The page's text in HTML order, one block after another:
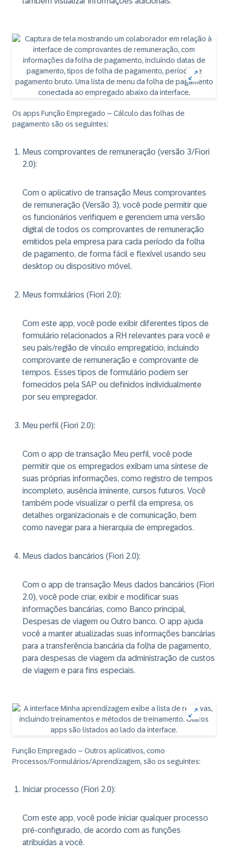
Os apps Função Empregado – Cálculo das folhas de
pagamento são os seguintes:
Meus comprovantes de remuneração (versão 3/Fiori
2.0):
Com o aplicativo de transação Meus comprovantes
de remuneração (Versão 3), você pode permitir que
os funcionários verifiquem e gerenciem uma versão
digital de todos os comprovantes de remuneração
emitidos pela empresa para cada período da folha
de pagamento, de forma fácil e flexível usando seu
desktop ou dispositivo móvel.
Meus formulários (Fiori 2.0):
Com este app, você pode exibir diferentes tipos de
formulário relacionados a RH relevantes para você e
seu país/região de vínculo empregatício, incluindo
comprovante de remuneração e comprovante de
tempos. Esses tipos de formulário podem ser
fornecidos pela SAP ou definidos individualmente
por seu empregador.
Meu perfil (Fiori 2.0):
Com o app de transação Meu perfil, você pode
permitir que os empregados exibam uma síntese de
suas próprias informações, como registro de tempos
incompleto, ausência iminente, cursos futuros. Você
também pode visualizar o perfil da empresa, os
detalhes organizacionais e de comunicação, bem
como navegar para a hierarquia de empregados.
Meus dados bancários (Fiori 2.0):
Com o app de transação Meus dados bancários (Fiori
2.0), você pode criar, exibir e modificar suas
informações bancárias, como Banco principal,
Despesas de viagem ou Outro banco. O app ajuda
você a manter atualizadas suas informações bancárias
para a transferência bancária da folha de pagamento,
para despesas de viagem da administração de custos
de viagem e para fins especiais.
Função Empregado – Outros aplicativos, como
Processos/Formulários/Aprendizagem, são os seguintes:
Iniciar processo (Fiori 2.0):
Com este app, você pode iniciar qualquer processo
pré-configurado, de acordo com as funções
atribuídas a você.